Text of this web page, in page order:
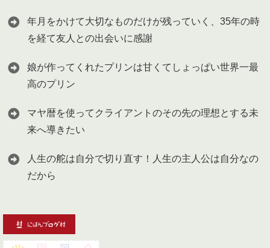
年月をかけて大切なものだけが残っていく、35年の時
を経て友人との出会いに感謝
娘が作ってくれたプリンは甘くてしょっぱい世界一最
高のプリン
マヤ暦を使ってクライアントのその先の理想とする未
来へ導きたい
人生の舵は自分で切り直す！人生の主人公は自分なの
だから